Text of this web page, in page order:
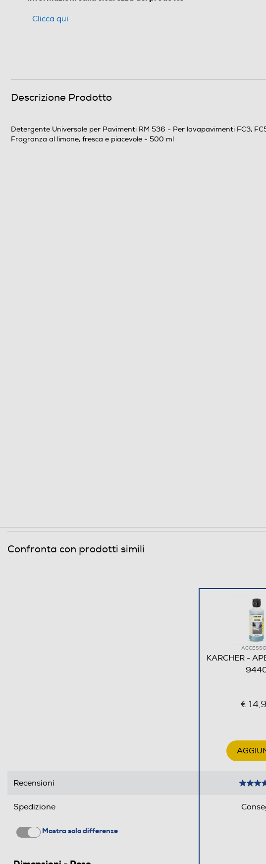
Clicca qui
Descrizione Prodotto
Detergente Universale per Pavimenti RM 536 - Per lavapavimenti FC3,
Fragranza al limone, fresca e piacevole - 500 ml
Confronta con prodotti simili
KARCHER -
€
Recensioni
Spedizione
Mostra solo differenze